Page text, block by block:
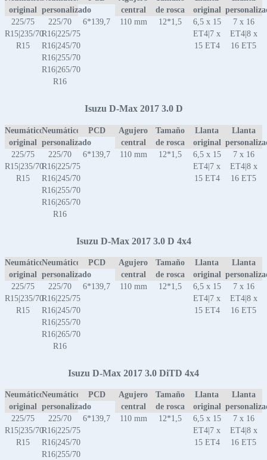
original personalizado
central
de rosca
original
225/75
R15|235/70
R15
225/70
R16|225/75
R16|245/70
R16|255/70
R16|265/70
R16
6*139,7 110 mm 12*1,5
6,5 x 15
ET4|7 x
15 ET4
7 x 16
ET4|8 x
16 ET5
Isuzu D-Max 2017 3.0 D
Neumático
original
Neumático
personalizado
PCD
Agujero
central
Tamaño
de rosca
Llanta
original
Llanta
225/75
R15|235/70
R15
225/70
R16|225/75
R16|245/70
R16|255/70
R16|265/70
R16
6*139,7 110 mm 12*1,5
6,5 x 15
ET4|7 x
15 ET4
7 x 16
ET4|8 x
16 ET5
Isuzu D-Max 2017 3.0 D 4x4
Neumático
original
Neumático
personalizado
PCD
Agujero
central
Tamaño
de rosca
Llanta
original
Llanta
225/75
R15|235/70
R15
225/70
R16|225/75
R16|245/70
R16|255/70
R16|265/70
R16
6*139,7 110 mm 12*1,5
6,5 x 15
ET4|7 x
15 ET4
7 x 16
ET4|8 x
16 ET5
Isuzu D-Max 2017 3.0 DiTD 4x4
Neumático
original
Neumático
personalizado
PCD
Agujero
central
Tamaño
de rosca
Llanta
original
Llanta
225/75
R15|235/70
R15
225/70
R16|225/75
R16|245/70
R16|255/70
6*139,7 110 mm 12*1,5
6,5 x 15
ET4|7 x
15 ET4
7 x 16
ET4|8 x
16 ET5